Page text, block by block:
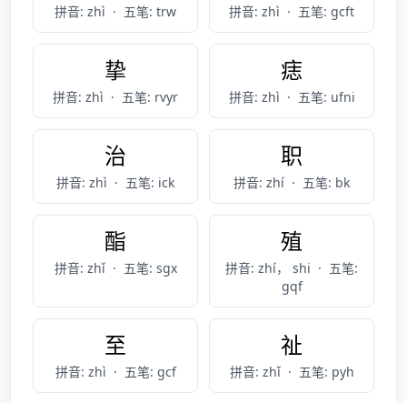
拼音: zhì · 五笔: trw 拼音: zhì · 五笔: gcft
挚
拼音: zhì · 五笔: rvyr
痣
拼音: zhì · 五笔: ufni
治
拼音: zhì · 五笔: ick
职
拼音: zhí · 五笔: bk
酯
拼音: zhǐ · 五笔: sgx
殖
拼音: zhí， shi · 五笔:
gqf
至
拼音: zhì · 五笔: gcf
祉
拼音: zhǐ · 五笔: pyh